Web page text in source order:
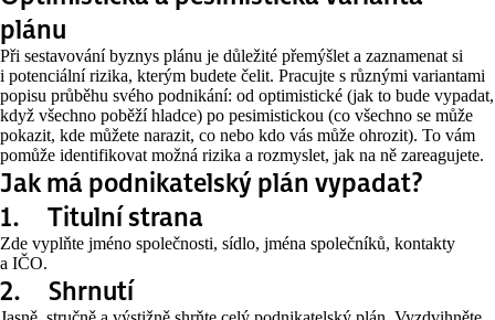
plánu
Při sestavování byznys plánu je důležité přemýšlet a zaznamenat si
i potenciální rizika, kterým budete čelit. Pracujte s různými variantami
popisu průběhu svého podnikání: od optimistické (jak to bude vypadat,
když všechno poběží hladce) po pesimistickou (co všechno se může
pokazit, kde můžete narazit, co nebo kdo vás může ohrozit). To vám
pomůže identifikovat možná rizika a rozmyslet, jak na ně zareagujete.
Jak má podnikatelský plán vypadat?
1. Titulní strana
Zde vyplňte jméno společnosti, sídlo, jména společníků, kontakty
a IČO.
2. Shrnutí